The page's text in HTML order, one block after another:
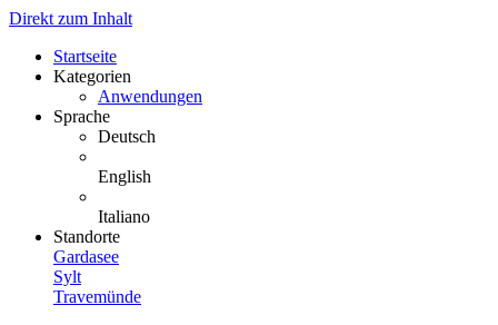
Direkt zum Inhalt
Startseite
Kategorien
Anwendungen
Sprache
Deutsch
English
Italiano
Standorte
Gardasee
Sylt
Travemünde